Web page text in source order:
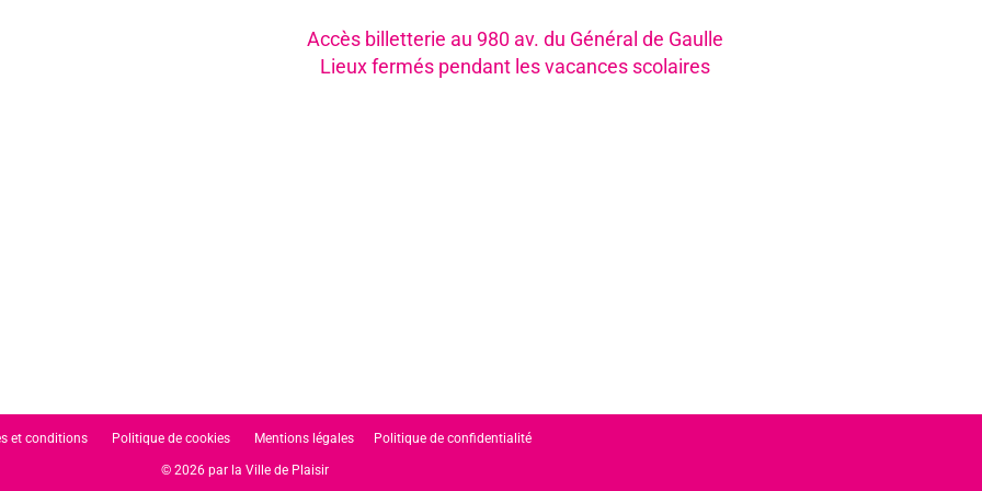
Accès billetterie au 980 av. du Général de Gaulle
Lieux fermés pendant les vacances scolaires
et conditions Politique de cookies Mentions légales Politique de confidentialité
© 2026 par la Ville de Plaisir